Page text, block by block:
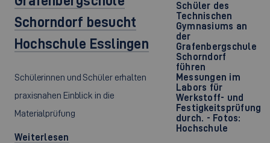
Schüler des
Technischen
Gymnasiums an
der
Grafenbergschule
Schorndorf
führen
Messungen im
Labors für
Werkstoff- und
Festigkeitsprüfung
durch. - Fotos:
Hochschule
Schorndorf besucht
Hochschule Esslingen
Schülerinnen und Schüler erhalten
praxisnahen Einblick in die
Materialprüfung
Weiterlesen